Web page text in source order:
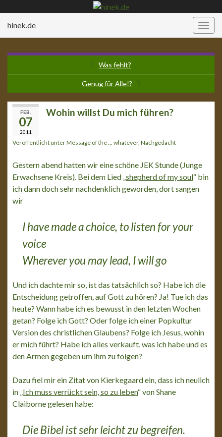
hinek.de
Was fehlt?
Genug für Alle!?
FEB.
07
2011
Wohin willst Du mich führen?
Veröffentlicht unterMessage of the ... whatever, Nachgedacht
Gestern abend hatten wir eine schöne JEK Stunde (Junge
Erwachsene Kreis). Bei dem Lied „shepherd of my soul“ bin
ich dann doch sehr nachdenklich geworden, dort sangen
wir
I have made a choice, to listen for your
voice
Wherever you may lead, I will go
Und ich dachte mir so, ist das tatsächlich so? Habe ich die
Entscheidung getroffen, auf Gott zu hören? Ja! Tue ich das
heute? Wann habe ich es bewusst in den letzten Wochen
getan? Folge ich Gott? Oder folge ich einer Popkultur
Version des christlichen Glaubens? Folge ich Jesus, wohin
er mich führt? Habe ich alles verkauft, was ich habe und es
den Armen gegeben um ihm zu folgen?
Dazu fiel mir ein Zitat von Kierkegaard ein, dass ich neulich
in „Ich muss verrückt sein, so zu leben“ von Shane
Claiborne gelesen habe:
Die Bibel ist sehr leicht zu begreifen.